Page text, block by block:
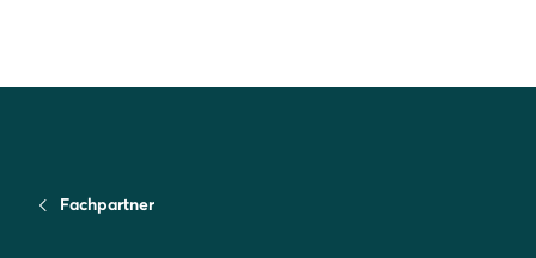
Fachpartner